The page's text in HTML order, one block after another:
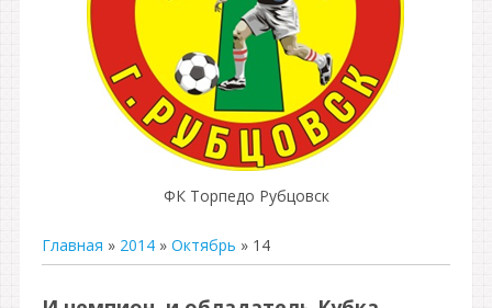
ФК Торпедо Рубцовск
Главная » 2014 » Октябрь » 14